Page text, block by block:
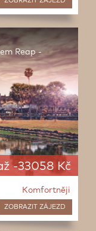
-33058 Kč
Reap -
Komfortněji
ZOBRAZIT ZÁJEZD